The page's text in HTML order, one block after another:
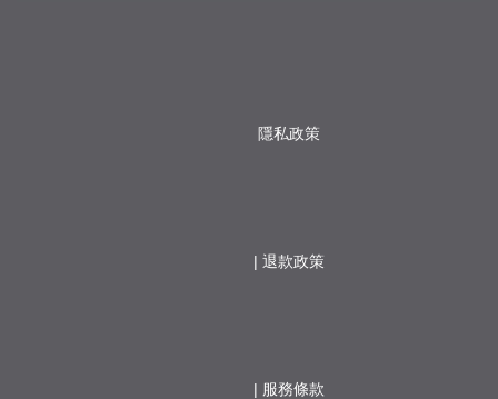
隱私政策
退款政策
服務條款